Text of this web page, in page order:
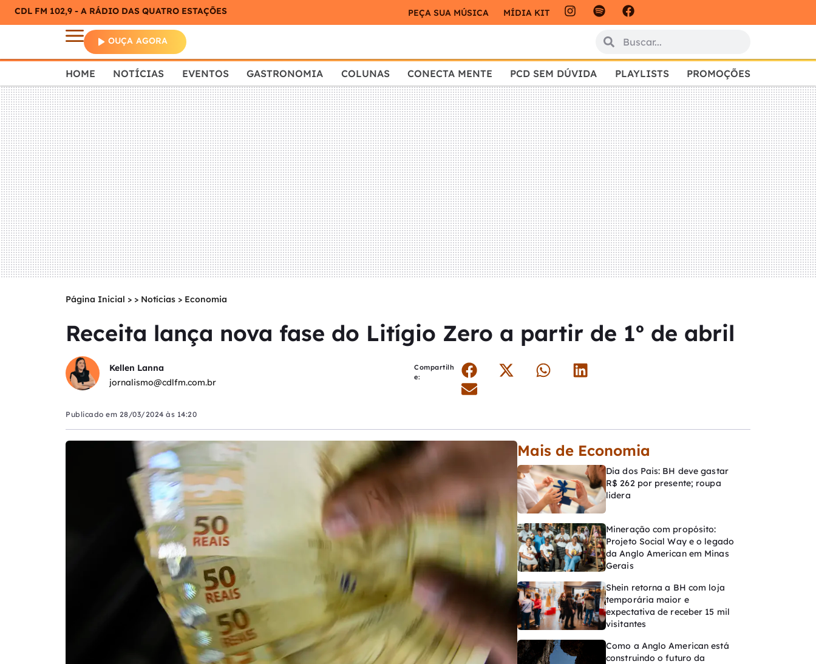
CDL FM 102,9 - A RÁDIO DAS QUATRO ESTAÇÕES PEÇA SUA MÚSICA MÍDIA KIT
OUÇA AGORA
HOME NOTÍCIAS EVENTOS GASTRONOMIA COLUNAS CONECTA MENTE PCD SEM DÚVIDA PLAYLISTS PROMOÇÕES
Página Inicial > Notícias > Economia
Receita lança nova fase do Litígio Zero a partir de 1º de abril
Kellen Lanna
jornalismo@cdlfm.com.br
Compartilh
e:
Publicado em 28/03/2024 às 14:20
Mais de Economia
Dia dos Pais: BH deve gastar
R$ 262 por presente; roupa
lidera
Mineração com propósito:
Projeto Social Way e o legado
da Anglo American em Minas
Gerais
Shein retorna a BH com loja
temporária maior e
expectativa de receber 15 mil
visitantes
Como a Anglo American está
construindo o futuro da